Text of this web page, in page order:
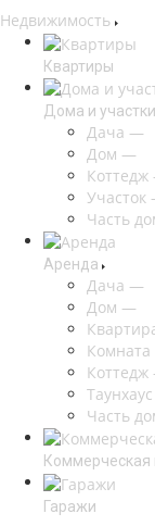
Недвижимость
Квартиры
Дома и участки
Дача —
Дом —
Коттедж
Участок
Часть
Аренда
Дача —
Дом —
Комната
Коттедж
Таунхаус
Часть
Гаражи